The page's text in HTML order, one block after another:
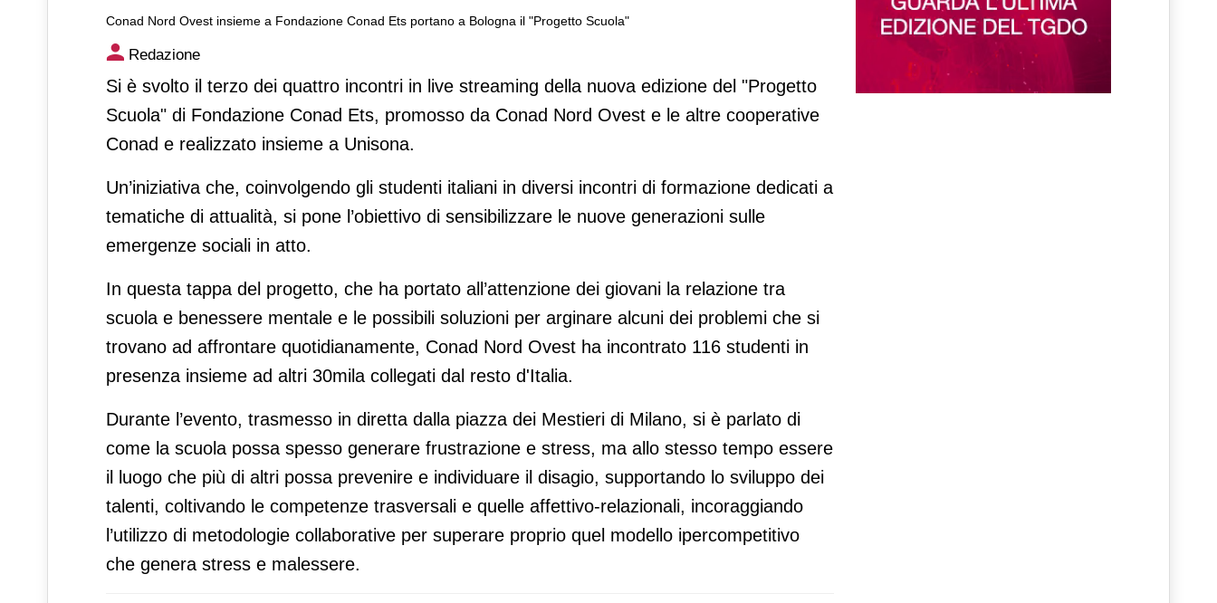
Conad Nord Ovest insieme a Fondazione Conad Ets portano a Bologna il "Progetto Scuola"
Conad Nord Ovest insieme a Fondazione Conad Ets portano a
Bologna il "Progetto Scuola"
Redazione
Si è svolto il terzo dei quattro incontri in live streaming della nuova edizione del "Progetto
Scuola" di Fondazione Conad Ets, promosso da Conad Nord Ovest e le altre cooperative
Conad e realizzato insieme a Unisona.
Un’iniziativa che, coinvolgendo gli studenti italiani in diversi incontri di formazione dedicati a
tematiche di attualità, si pone l’obiettivo di sensibilizzare le nuove generazioni sulle
emergenze sociali in atto.
In questa tappa del progetto, che ha portato all’attenzione dei giovani la relazione tra
scuola e benessere mentale e le possibili soluzioni per arginare alcuni dei problemi che si
trovano ad affrontare quotidianamente, Conad Nord Ovest ha incontrato 116 studenti in
presenza insieme ad altri 30mila collegati dal resto d'Italia.
Durante l’evento, trasmesso in diretta dalla piazza dei Mestieri di Milano, si è parlato di
come la scuola possa spesso generare frustrazione e stress, ma allo stesso tempo essere
il luogo che più di altri possa prevenire e individuare il disagio, supportando lo sviluppo dei
talenti, coltivando le competenze trasversali e quelle affettivo-relazionali, incoraggiando
l’utilizzo di metodologie collaborative per superare proprio quel modello ipercompetitivo
che genera stress e malessere.